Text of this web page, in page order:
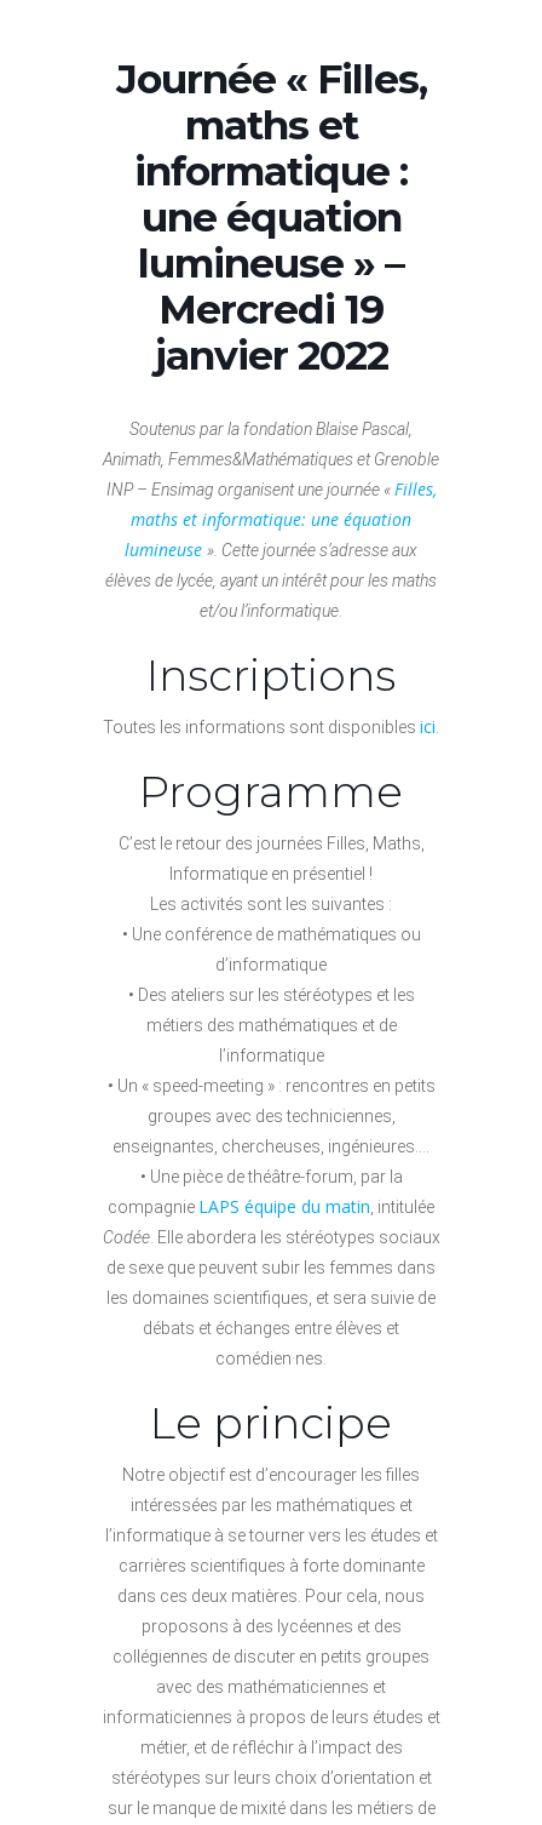
Journée « Filles,
maths et
informatique :
une équation
lumineuse » –
Mercredi 19
janvier 2022
Soutenus par la fondation Blaise Pascal,
Animath, Femmes&Mathématiqueset Grenoble
INP – Ensimag organisent une journée «Filles,
maths et informatique: une équation
lumineuse ». Cette journée s’adresse aux
élèves de lycée, ayant un intérêt pour les maths
et/ou l’informatique
Inscriptions
Toutes les informations sont disponibles ici
Programme
C’est le retour des journées Filles, Maths,
Informatique en présentiel !
Les activités sont les suivantes :
• Une conférence de mathématiques ou
d’informatique
• Des ateliers sur les stéréotypes et les
métiers des mathématiques et de
l’informatique
• Un « speed-meeting » : rencontres en petits
groupes avec des techniciennes,
enseignantes, chercheuses, ingénieures….
• Une pièce de théâtre-forum, par la
compagnie LAPS équipe du matin , intitulée
Codée. Elle abordera les stéréotypes sociaux
de sexe que peuvent subir les femmes dans
les domaines scientifiques, et sera suivie de
débats et échanges entre élèves et
comédien·nes.
Le principe
Notre objectif est d’encourager les filles
intéressées par les mathématiques et
l’informatique à se tourner vers les études et
carrières scientifiques à forte dominante
dans ces deux matières. Pour cela, nous
proposons à des lycéennes et des
collégiennes de discuter en petits groupes
avec des mathématiciennes et
informaticiennes à propos de leurs études et
métier, et de réfléchir à l’impact des
stéréotypes sur leurs choix d’orientation et
sur le manque de mixité dans les métiers de